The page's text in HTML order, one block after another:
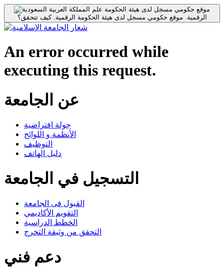
موقع حكومي مسجل لدى هيئة الحكومة
الرقمية. موقع حكومي مسجل لدى هيئة الحكومة الرقمية.كيف تتحقق؟
An error occurred while
executing this request.
عن الجامعة
جولة افتراضية
الأنظمة و اللوائح
التوظيف
دليل الهاتف
التسجيل في الجامعة
القبول فى الجامعة
التقويم الأكاديمي
الخطط الدراسية
التحقق من وثيقة التخرج
دعم فني